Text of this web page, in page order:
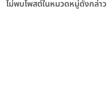
ไม่พบโพสต์ในหมวดหมู่ดังกล่าว